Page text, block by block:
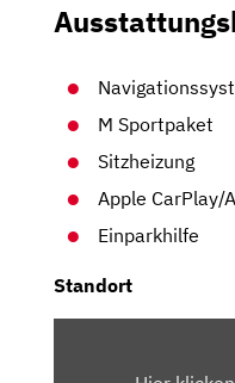
M Sportpaket
Sitzheizung
Apple CarPlay/
Einparkhilfe
Standort